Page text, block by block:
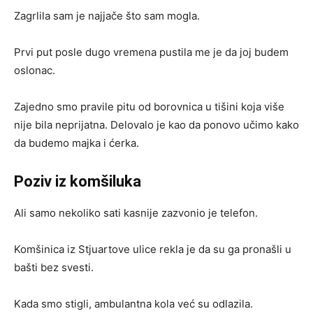
Zagrlila sam je najjače što sam mogla.
Prvi put posle dugo vremena pustila me je da joj budem
oslonac.
Zajedno smo pravile pitu od borovnica u tišini koja više
nije bila neprijatna. Delovalo je kao da ponovo učimo kako
da budemo majka i ćerka.
Poziv iz komšiluka
Ali samo nekoliko sati kasnije zazvonio je telefon.
Komšinica iz Stjuartove ulice rekla je da su ga pronašli u
bašti bez svesti.
Kada smo stigli, ambulantna kola već su odlazila.